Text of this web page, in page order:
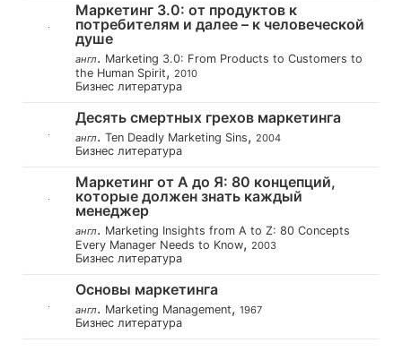
Маркетинг 3.0: от продуктов к
потребителям и далее – к человеческой
душе
англ. Marketing 3.0: From Products to Customers to
the Human Spirit, 2010
Бизнес литература
Десять смертных грехов маркетинга
англ. Ten Deadly Marketing Sins, 2004
Бизнес литература
Маркетинг от А до Я: 80 концепций,
которые должен знать каждый
менеджер
англ. Marketing Insights from A to Z: 80 Concepts
Every Manager Needs to Know, 2003
Бизнес литература
Основы маркетинга
англ. Marketing Management, 1967
Бизнес литература